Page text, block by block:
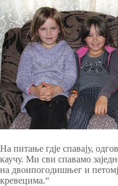
На питање гдје спавају,
каучу. Ми сви спавамо
на двоипогодишњег и
кревецима.“